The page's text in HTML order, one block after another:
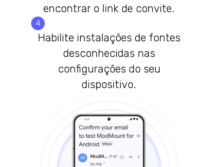
encontrar o link de convite.
4
Habilite instalações de fontes
desconhecidas nas
configurações do seu
dispositivo.